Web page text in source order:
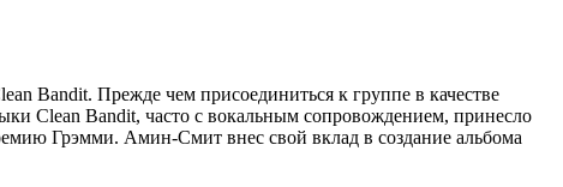
Bandit. Прежде чем присоединиться к группе в качестве
Clean Bandit, часто с вокальным сопровождением, принесло
Грэмми. Амин-Смит внес свой вклад в создание альбома